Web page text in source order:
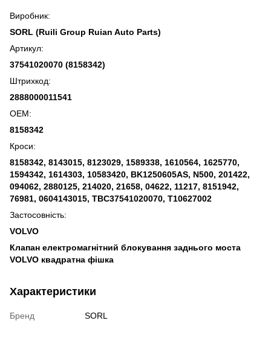
Виробник:
SORL (Ruili Group Ruian Auto Parts)
Артикул:
37541020070 (8158342)
Штрихкод:
2888000011541
OEM:
8158342
Кроси:
8158342, 8143015, 8123029, 1589338, 1610564, 1625770,
1594342, 1614303, 10583420, BK1250605AS, N500, 201422,
094062, 2880125, 214020, 21658, 04622, 11217, 8151942,
76981, 0604143015, TBC37541020070, T10627002
Застосовність:
VOLVO
Клапан електромагнітний блокування заднього моста
VOLVO квадратна фішка
Характеристики
Бренд SORL